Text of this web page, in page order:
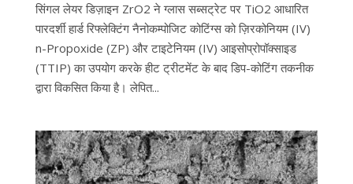
सिंगल लेयर डिज़ाइन ZrO2 ने ग्लास सब्सट्रेट पर TiO2 आधारित
पारदर्शी हार्ड रिफ्लेक्टिंग नैनोकम्पोजिट कोटिंग्स को ज़िरकोनियम (IV)
n-Propoxide (ZP) और टाइटेनियम (IV) आइसोप्रोपॉक्साइड
(TTIP) का उपयोग करके हीट ट्रीटमेंट के बाद डिप-कोटिंग तकनीक
द्वारा विकसित किया है। लेपित...